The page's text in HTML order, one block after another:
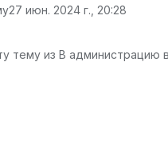
27 июн. 2024 г., 20:28
тему из В администрацию в